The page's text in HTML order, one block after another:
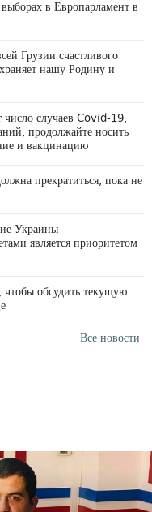
в Европарламент в
Грузии счастливого
нашу Родину и
число случаев Covid-19,
продолжайте носить
и вакцинацию
прекратиться, пока не
Украины
является приоритетом
обсудить текущую
Все новости